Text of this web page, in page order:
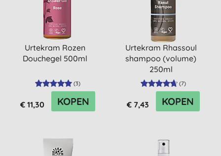
Urtekram Rozen
Douchegel 500ml
(3)
€ 11,30 KOPEN
Urtekram Rhassoul
shampoo (volume)
250ml
(7)
€ 7,43 KOPEN